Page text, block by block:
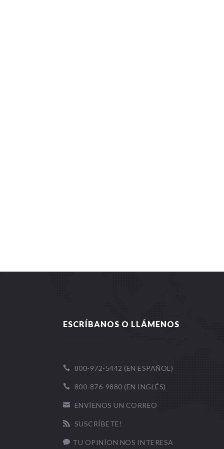
ESCRÍBANOS O LLÁMENOS
 800-972-5442 (EN ESPAÑOL)
 800-876-9880 (EN INGLÉS)
 ENVÍENOS UN CORREO
 SUSCRÍBETE!
 TU OPINÍON NOS INTERESA